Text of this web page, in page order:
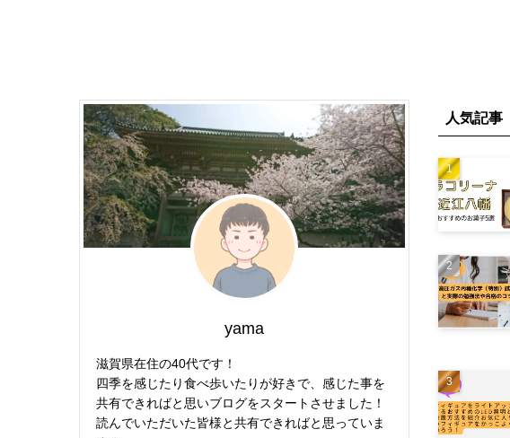
yama
滋賀県在住の40代です！
四季を感じたり食べ歩いたりが好きで、感じた事を
共有できればと思いブログをスタートさせました！
読んでいただいた皆様と共有できればと思っていま
人気記事